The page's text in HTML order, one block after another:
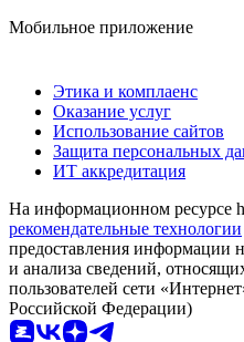
Мобильное приложение
Этика и комплаенс
Оказание услуг
Использование сайтов
Защита персональных
ИТ аккредитация
На информационном ресурсе
рекомендательные технологии
предоставления информации
и анализа сведений,
пользователей сети
Российской Федерации)